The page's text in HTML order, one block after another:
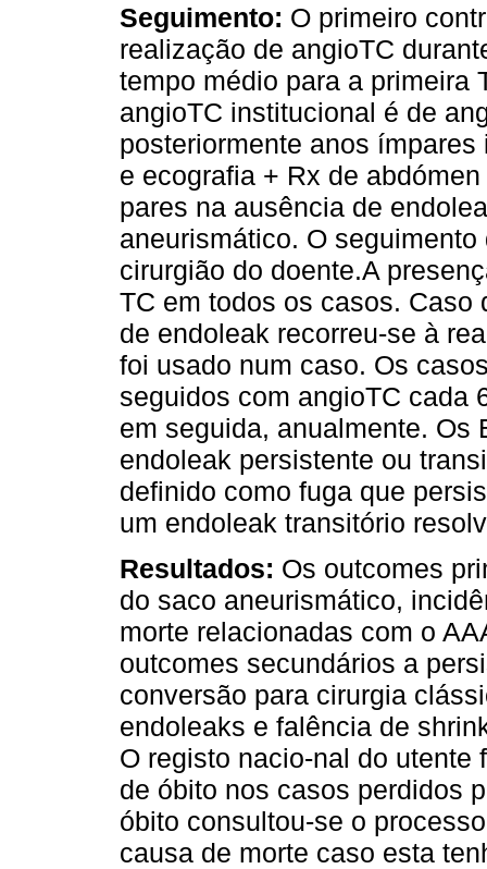
Seguimento: O primeiro
realização de angioTC
tempo médio para a primeira
angioTC institucional é de
posteriormente anos
e ecografia + Rx de
pares na ausência de
aneurismático. O
cirurgião do doente.A
TC em todos os casos.
de endoleak recorreu-se à
foi usado num caso. Os
seguidos com angioTC cada
em seguida, anualmente. Os
endoleak persistente ou
definido como fuga que
um endoleak transitório
Resultados: Os outcomes
do saco aneurismático,
morte relacionadas com o
outcomes secundários a
conversão para cirurgia
endoleaks e falência de
O registo nacio-nal do
de óbito nos casos perdidos
óbito consultou-se o
causa de morte caso esta